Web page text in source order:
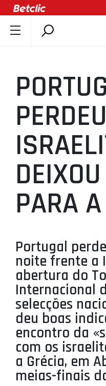
ÚLTIMAS
COMPETIÇÕES
ASSOCIAÇÕES
CLUBES
AGENTES
AGENDA
SELEÇÕES
MINIBASQUETE
PROJETOS
LIGA BETCLIC
LIGA BETCLIC
PARA
Portugal
noite frente a
abertura do
Internacional
selecções
deu boas
encontro da
com os
a Grécia, em
meias-finais